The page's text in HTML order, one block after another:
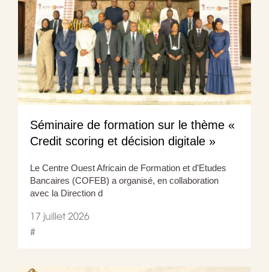
Séminaire de formation sur le thème «
Credit scoring et décision digitale »
Le Centre Ouest Africain de Formation et d’Etudes
Bancaires (COFEB) a organisé, en collaboration
avec la Direction d
17 juillet 2026
#